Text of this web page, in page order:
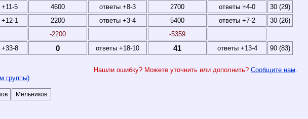
5 4600 ответы +8-3 2700 ответы +4-0
30 (29)
1 2200 ответы +3-4 5400 ответы +7-2
30 (26)
-2200
-5359
8 0 ответы +18-10 41 ответы +13-4 90 (83)
Нашли ошибку? Можете уточнить или дополнить? Сообщите нам.
группы)
Мельников